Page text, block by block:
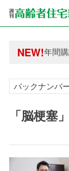
NEW!
年間
高齢
高齢
バックナンバ
「脳梗塞